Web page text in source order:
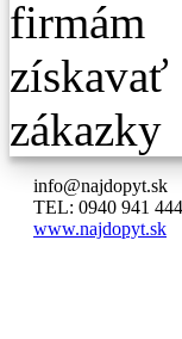
info@najdopyt.sk